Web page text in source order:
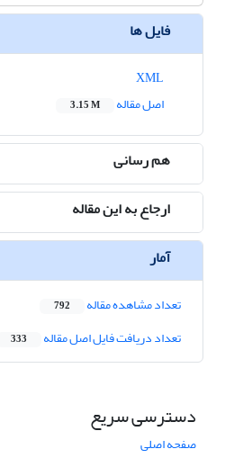
فایل ها
اصل مقاله
3.15 M
هم رسانی
ارجاع به این مقاله
آمار
تعداد مشاهده مقاله 792
تعداد دریافت فایل اصل مقاله 333
دسترسی سریع
صفحه اصلی